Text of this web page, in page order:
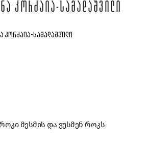
ᲙᲝᲠᲫᲐᲘᲐ-ᲡᲐᲛᲐᲓᲐᲨᲕᲘᲚᲘ
ᲙᲝᲠᲫᲐᲘᲐ-ᲡᲐᲛᲐᲓᲐᲨᲕᲘᲚᲘ
მესმის და ვუსმენ როკს.